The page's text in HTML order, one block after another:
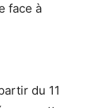
face à
du 11